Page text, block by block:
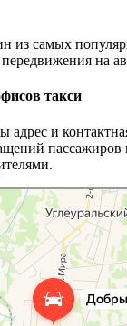
из самых
на
такси
адрес и